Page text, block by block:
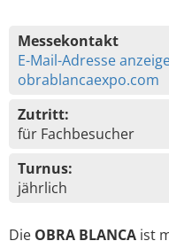
Messekontakt
E-Mail-Adresse
obrablancaexpo.com
Zutritt:
für Fachbesucher
Turnus:
jährlich
Die OBRA BLANCA ist